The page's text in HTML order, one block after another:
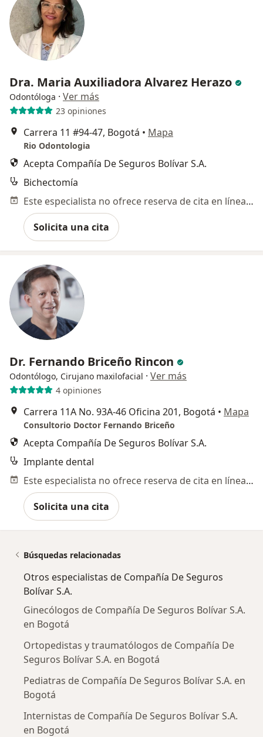
Dra. Maria Auxiliadora Alvarez Herazo
Odontóloga · Ver más
23 opiniones
Carrera 11 #94-47, Bogotá • Mapa
Rio Odontologia
Acepta Compañía De Seguros Bolívar S.A.
Bichectomía
Este especialista no ofrece reserva de cita en línea en esta dirección.
Solicita una cita
Dr. Fernando Briceño Rincon
Odontólogo, Cirujano maxilofacial · Ver más
4 opiniones
Carrera 11A No. 93A-46 Oficina 201, Bogotá • Mapa
Consultorio Doctor Fernando Briceño
Acepta Compañía De Seguros Bolívar S.A.
Implante dental
Este especialista no ofrece reserva de cita en línea en esta dirección.
Solicita una cita
Búsquedas relacionadas
Otros especialistas de Compañía De Seguros
Bolívar S.A.
Ginecólogos de Compañía De Seguros Bolívar S.A.
en Bogotá
Ortopedistas y traumatólogos de Compañía De
Seguros Bolívar S.A. en Bogotá
Pediatras de Compañía De Seguros Bolívar S.A. en
Bogotá
Internistas de Compañía De Seguros Bolívar S.A.
en Bogotá